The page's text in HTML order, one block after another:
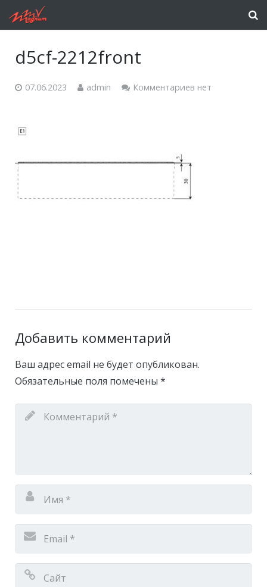
d5cf-2212front
07.06.2023 admin Комментариев нет
Добавить комментарий
Ваш адрес email не будет опубликован.
Обязательные поля помечены *